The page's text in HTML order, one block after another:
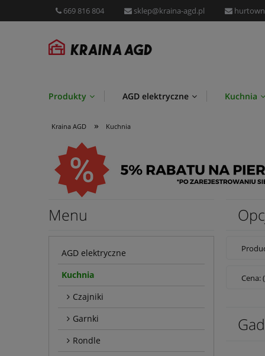
669 816 804 sklep@kraina-agd.pl
Produkty AGD elektryczne Kuchnia
Przechowywanie i organizacja
Kraina AGD » Kuchnia
Menu
AGD elektryczne
Kuchnia
Czajniki
Garnki
Rondle
Cena: